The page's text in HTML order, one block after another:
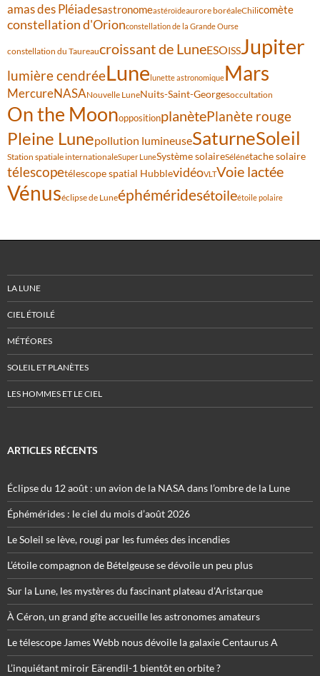
amas des Pléiadesastronomeastéroïdeaurore boréaleChilicomète
constellation d'Orionconstellation de la Grande Ourse
constellation du Taureaucroissant de LuneESOISSJupiter
lumière cendréeLunelunette astronomiqueMars
MercureNASANouvelle LuneNuits-Saint-Georgesoccultation
On the MoonoppositionplanètePlanète rouge
Pleine Lunepollution lumineuseSaturneSoleil
Station spatiale internationaleSuper LuneSystème solaireSélénétache solaire
télescopetélescope spatial HubblevidéoVLTVoie lactée
Vénuséclipse de Luneéphéméridesétoileétoile polaire
LA LUNE
CIEL ÉTOILÉ
MÉTÉORES
SOLEIL ET PLANÈTES
LES HOMMES ET LE CIEL
ARTICLES RÉCENTS
Éclipse du 12 août : un avion de la NASA dans l’ombre de la Lune
Éphémérides : le ciel du mois d’août 2026
Le Soleil se lève, rougi par les fumées des incendies
L’étoile compagnon de Bételgeuse se dévoile un peu plus
Sur la Lune, les mystères du fascinant plateau d’Aristarque
À Céron, un grand gîte accueille les astronomes amateurs
Le télescope James Webb nous dévoile la galaxie Centaurus A
L’inquiétant miroir Eärendil-1 bientôt en orbite ?